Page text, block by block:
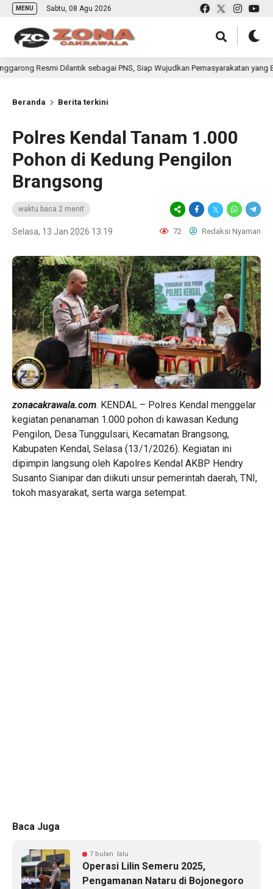
MENU Sabtu, 08 Agu 2026
sebagai PNS, Siap Wujudkan Pemasyarakatan yang Berdampak bagi
Beranda Berita terkini
Polres Kendal Tanam 1.000
Pohon di Kedung Pengilon
Brangsong
waktu baca 2 menit
Selasa, 13 Jan 2026 13:19 72 Redaksi Nyaman
zonacakrawala.com. KENDAL – Polres Kendal menggelar
kegiatan penanaman 1.000 pohon di kawasan Kedung
Pengilon, Desa Tunggulsari, Kecamatan Brangsong,
Kabupaten Kendal, Selasa (13/1/2026). Kegiatan ini
dipimpin langsung oleh Kapolres Kendal AKBP Hendry
Susanto Sianipar dan diikuti unsur pemerintah daerah, TNI,
tokoh masyarakat, serta warga setempat.
Baca Juga
7 bulan lalu
Operasi Lilin Semeru 2025,
Pengamanan Nataru di Bojonegoro